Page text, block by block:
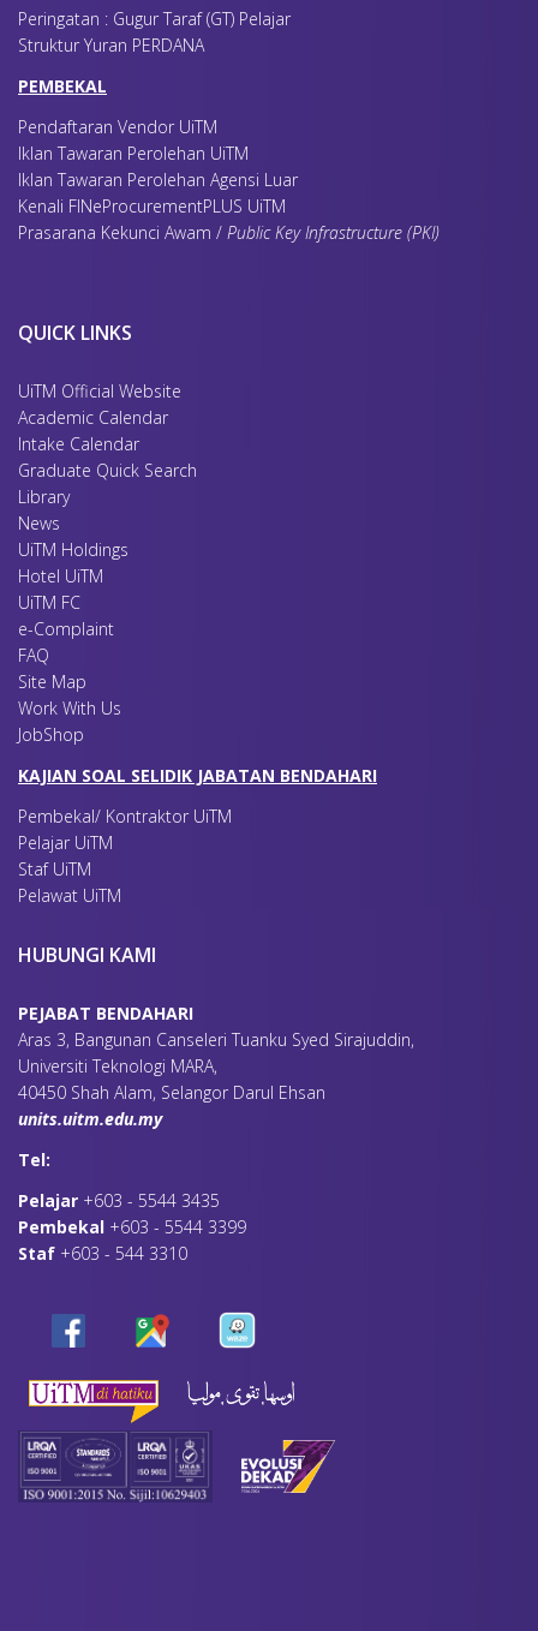
4.Pelajar baharu yang memohon menarik diri SELEPAS
membayar bil pada kadar penuh.
5.Pelajar lama yang telah membuat pendaftaran kursus
bil (20% Yuran Pengajian & Yuran Perkhidmatan
3(a) UiTM Postgraduate Assistance (UPTA) Click here
Peringatan : Gugur Taraf (GT) Pelajar
Struktur Yuran PERDANA
PEMBEKAL
Pendaftaran Vendor UiTM
Iklan Tawaran Perolehan UiTM
Iklan Tawaran Perolehan Agensi Luar
Kenali FINeProcurementPLUS UiTM
Prasarana Kekunci Awam / Public Key Infrastructure (PKI)
QUICK LINKS
UiTM Official Website
Academic Calendar
Intake Calendar
Graduate Quick Search
Library
News
UiTM Holdings
Hotel UiTM
UiTM FC
e-Complaint
FAQ
Site Map
Work With Us
JobShop
KAJIAN SOAL SELIDIK JABATAN BENDAHARI
Pembekal/ Kontraktor UiTM
Pelajar UiTM
Staf UiTM
Pelawat UiTM
HUBUNGI KAMI
PEJABAT BENDAHARI
Aras 3, Bangunan Canseleri Tuanku Syed Sirajuddin,
Universiti Teknologi MARA,
40450 Shah Alam, Selangor Darul Ehsan
units.uitm.edu.my
Tel:
Pelajar +603 - 5544 3435
Pembekal +603 - 5544 3399
Staf +603 - 544 3310